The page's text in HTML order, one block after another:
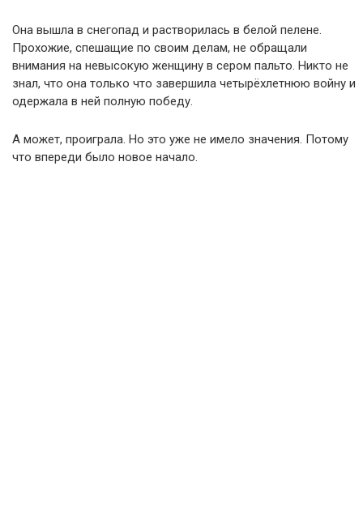
Она вышла в снегопад и растворилась в белой пелене.
Прохожие, спешащие по своим делам, не обращали
внимания на невысокую женщину в сером пальто. Никто не
знал, что она только что завершила четырёхлетнюю войну и
одержала в ней полную победу.
А может, проиграла. Но это уже не имело значения. Потому
что впереди было новое начало.